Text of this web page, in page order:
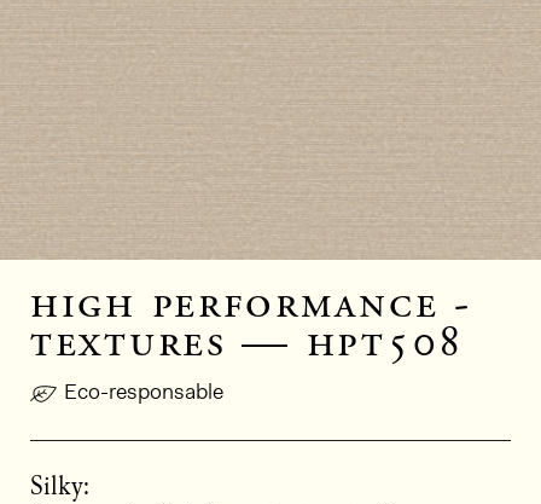
high performance -
textures — hpt508
Eco-responsable
Silky: